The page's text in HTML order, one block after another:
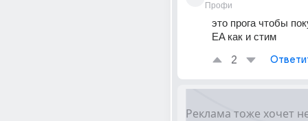
Профи
это прога чтобы
EA как и стим
2